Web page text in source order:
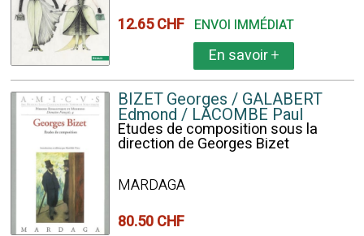
12.65 CHF ENVOI IMMÉDIAT
En savoir+
BIZET Georges / GALABERT
Edmond / LACOMBE Paul
Etudes de composition sous la
direction de Georges Bizet
MARDAGA
80.50 CHF